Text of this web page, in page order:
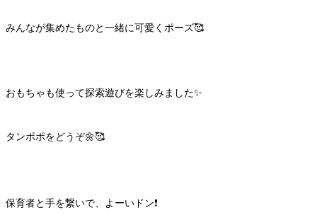
みんなが集めたものと一緒に可愛くポーズ🥰
おもちゃも使って探索遊びを楽しみました✨
タンポポをどうぞ🌼🥰
保育者と手を繋いで、よーいドン❗️